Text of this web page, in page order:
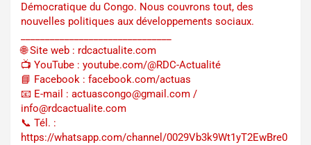
Démocratique du Congo. Nous couvrons tout, des
nouvelles politiques aux développements sociaux.
🌐 Site web : rdcactualite.com
📺 YouTube : youtube.com/@RDC-Actualité
📘 Facebook : facebook.com/actuas
📧 E-mail : actuascongo@gmail.com /
info@rdcactualite.com
📞 Tél. : ‪‪‪‪‪‪‪‪‪‪‪‪‪‪‪‪‪‪‪‪‪‪‪‪‪‪‪‪‪‪‪‪
https://whatsapp.com/channel/0029Vb3k9Wt1yT2EwBre0